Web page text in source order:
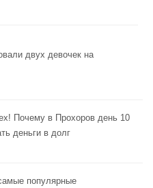
двух девочек на
Почему в Прохоров день 10
деньги в долг
популярные